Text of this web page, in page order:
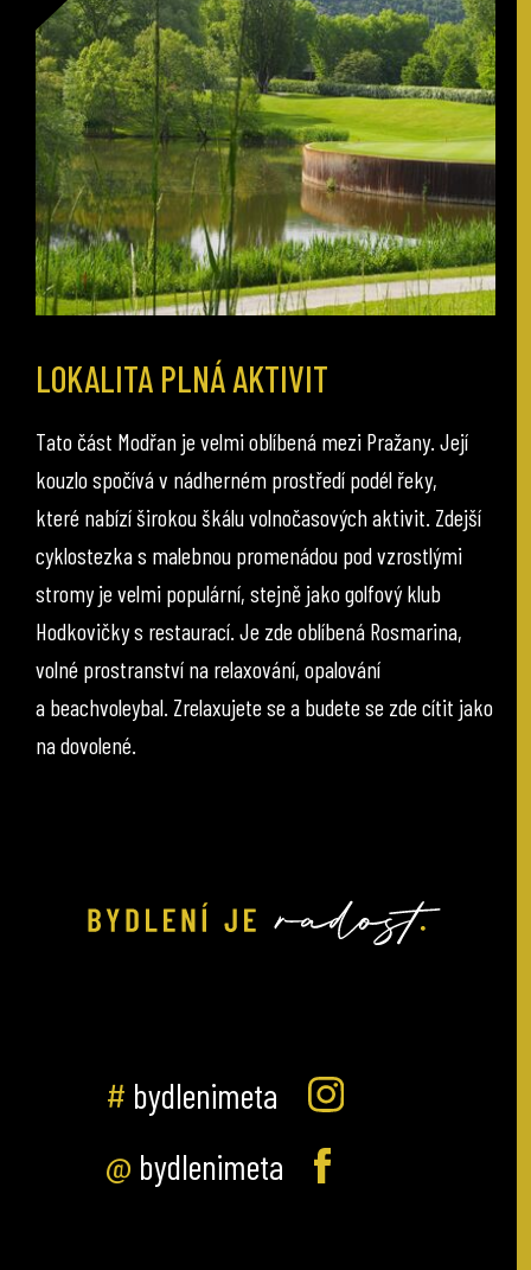
LOKALITA PLNÁ AKTIVIT
Tato část Modřan je velmi oblíbená mezi Pražany. Její
kouzlo spočívá v nádherném prostředí podél řeky,
které nabízí širokou škálu volnočasových aktivit. Zdejší
cyklostezka s malebnou promenádou pod vzrostlými
stromy je velmi populární, stejně jako golfový klub
Hodkovičky s restaurací. Je zde oblíbená Rosmarina,
volné prostranství na relaxování, opalování
a beachvoleybal. Zrelaxujete se a budete se zde cítit jako
na dovolené.
# bydlenimeta
@ bydlenimeta